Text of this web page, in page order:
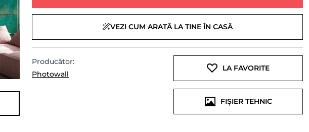
VEZI CUM ARATĂ LA TINE ÎN CASĂ
Producător:
Photowall
LA FAVORITE
FIȘIER TEHNIC